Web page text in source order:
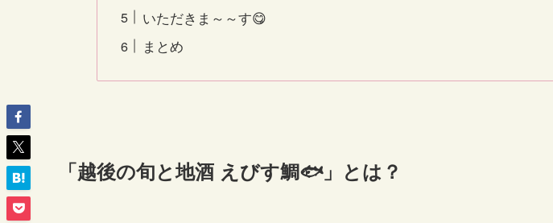
いただきま～～す😋
まとめ
「越後の旬と地酒 えびす鯛🐟」とは？